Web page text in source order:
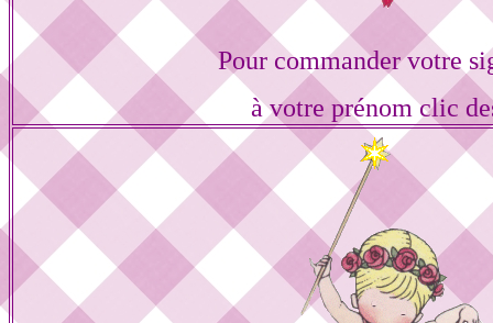
Pour commander votre
à votre prénom clic